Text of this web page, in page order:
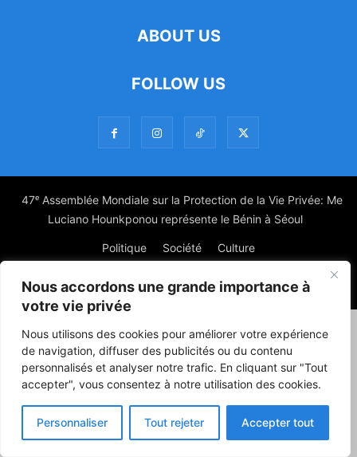
Nous accordons une grande importance à
votre vie privée
Nous utilisons des cookies pour améliorer votre expérience
de navigation, diffuser des publicités ou du contenu
personnalisés et analyser notre trafic. En cliquant sur "Tout
accepter", vous consentez à notre utilisation des cookies.
Personnaliser Tout rejeter Accepter tout
ABOUT US
FOLLOW US
47ᵉ Assemblée Mondiale sur la Protection de la Vie Privée: Me
Luciano Hounkponou représente le Bénin à Séoul
Politique Société Culture
© Powered by digitXplus Francophone